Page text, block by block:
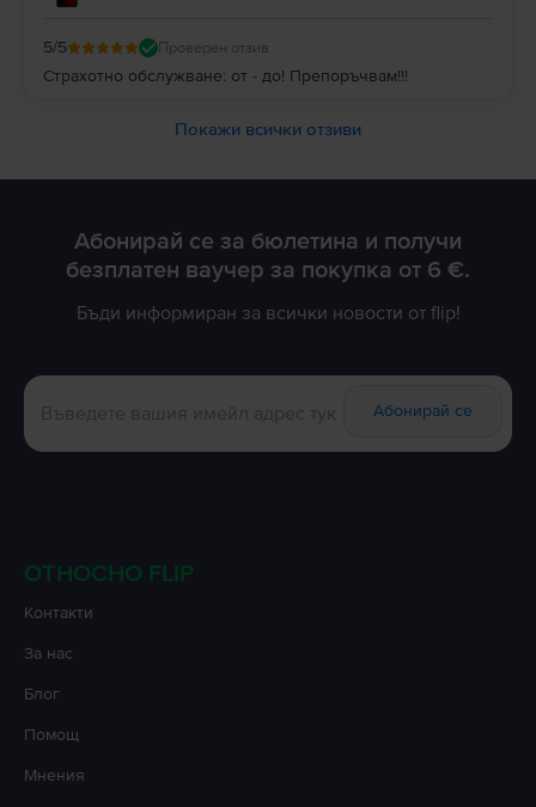
5/5 Проверен отзив
Страхотно обслужване: от - до! Препоръчвам!!!
Покажи всички отзиви
Абонирай се за бюлетина и получи
безплатен ваучер за покупка от 6 €.
Бъди информиран за всички новости от flip!
Абонирай се
ОТНОСНО FLIP
Контакти
За нас
Блог
Помощ
Мнения